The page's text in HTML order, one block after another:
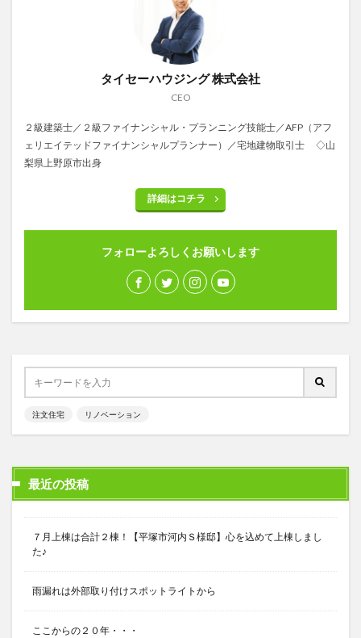
タイセーハウジング 株式会社
CEO
２級建築士／２級ファイナンシャル・プランニング技能士／AFP（アフ
ェリエイテッドファイナンシャルプランナー）／宅地建物取引士 ◇山
梨県上野原市出身
詳細はコチラ
フォローよろしくお願いします
注文住宅 リノベーション
最近の投稿
７月上棟は合計２棟！【平塚市河内Ｓ様邸】心を込めて上棟しまし
た♪
雨漏れは外部取り付けスポットライトから
ここからの２０年・・・